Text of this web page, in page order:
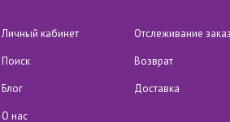
Личный кабинет
Поиск
Блог
О нас
Отслеживание
Возврат
Доставка